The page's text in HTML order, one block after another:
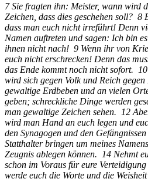
7 Sie fragten ihn: Meister, wann wird
Zeichen, dass dies geschehen soll? 8
dass man euch nicht irreführt! Denn
Namen auftreten und sagen: Ich bin
ihnen nicht nach! 9 Wenn ihr von
euch nicht erschrecken! Denn das
das Ende kommt noch nicht sofort.
wird sich gegen Volk und Reich
gewaltige Erdbeben und an vielen
geben; schreckliche Dinge werden
man gewaltige Zeichen sehen. 12
wird man Hand an euch legen und
den Synagogen und den
Statthalter bringen um meines
Zeugnis ablegen können. 14 Nehmt
schon im Voraus für eure
werde euch die Worte und die